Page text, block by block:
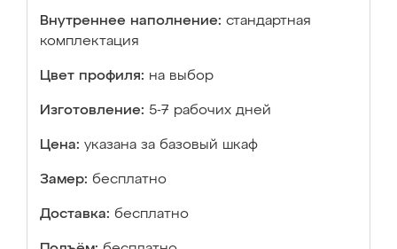
Внутреннее наполнение: стандартная
комплектация
Цвет профиля: на выбор
Изготовление: 5-7 рабочих дней
Цена: указана за базовый шкаф
Замер: бесплатно
Доставка: бесплатно